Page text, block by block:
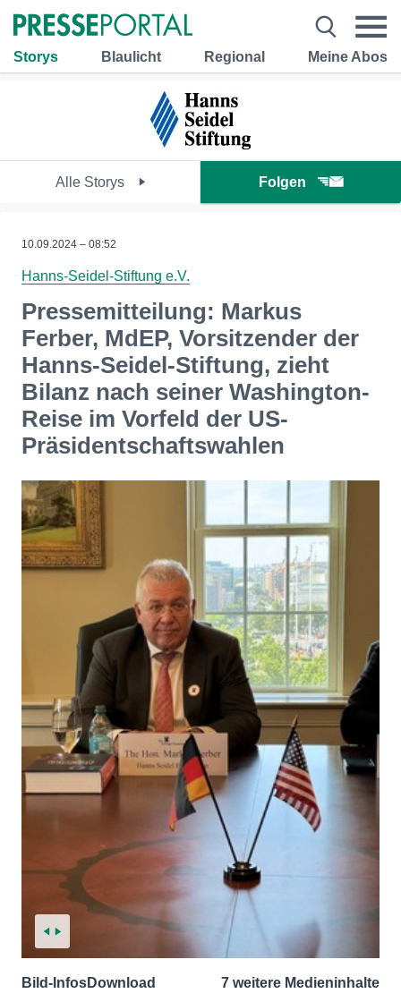
Storys Blaulicht Regional Meine Abos
Alle Storys Folgen
10.09.2024 – 08:52
Hanns-Seidel-Stiftung e.V.
Pressemitteilung: Markus
Ferber, MdEP, Vorsitzender der
Hanns-Seidel-Stiftung, zieht
Bilanz nach seiner Washington-
Reise im Vorfeld der US-
Präsidentschaftswahlen
Bild-InfosDownload 7 weitere Medieninhalte